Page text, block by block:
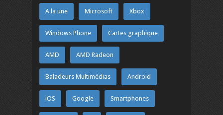
A la une Microsoft Xbox
Windows Phone Cartes graphique
AMD AMD Radeon
Baladeurs Multimédias Android
iOS Google Smartphones